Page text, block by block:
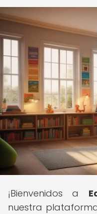
¡Bienvenidos a
nuestra